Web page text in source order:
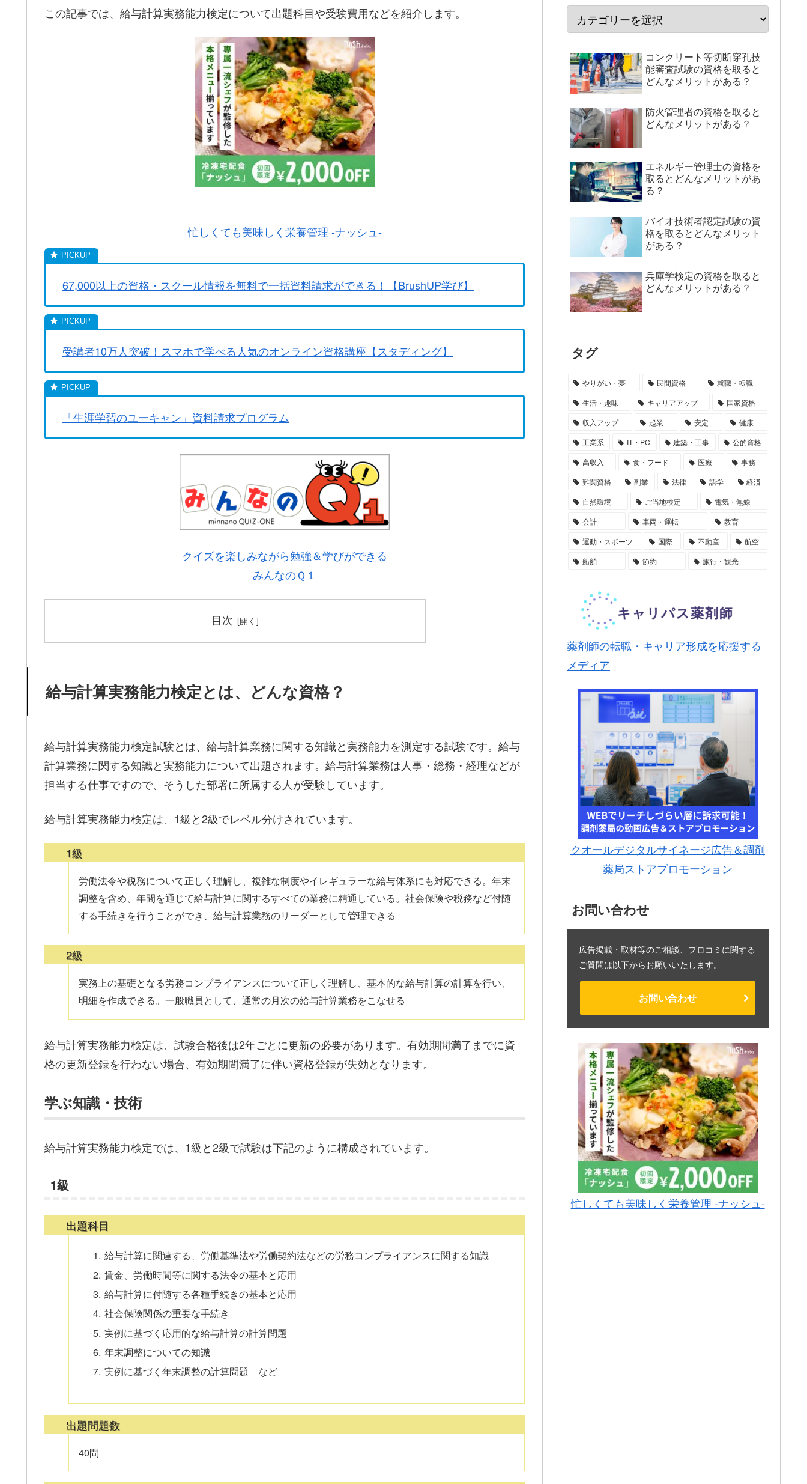
この記事では、給与計算実務能力検定について出題科目や受験費用などを紹介します。
忙しくても美味しく栄養管理 -ナッシュ-
67,000以上の資格・スクール情報を無料で一括資料請求ができる！【BrushUP学び】
受講者10万人突破！スマホで学べる人気のオンライン資格講座【スタディング】
「生涯学習のユーキャン」資料請求プログラム
クイズを楽しみながら勉強＆学びができる
みんなのＱ１
目次
給与計算実務能力検定とは、どんな資格？
給与計算実務能力検定試験とは、給与計算業務に関する知識と実務能力を測定する試験です。給与
計算業務に関する知識と実務能力について出題されます。給与計算業務は人事・総務・経理などが
担当する仕事ですので、そうした部署に所属する人が受験しています。
給与計算実務能力検定は、1級と2級でレベル分けされています。
1級
労働法令や税務について正しく理解し、複雑な制度やイレギュラーな給与体系にも対応できる。年末
調整を含め、年間を通じて給与計算に関するすべての業務に精通している。社会保険や税務など付随
する手続きを行うことができ、給与計算業務のリーダーとして管理できる
2級
実務上の基礎となる労務コンプライアンスについて正しく理解し、基本的な給与計算の計算を行い、
明細を作成できる。一般職員として、通常の月次の給与計算業務をこなせる
給与計算実務能力検定は、試験合格後は2年ごとに更新の必要があります。有効期間満了までに資
格の更新登録を行わない場合、有効期間満了に伴い資格登録が失効となります。
学ぶ知識・技術
給与計算実務能力検定では、1級と2級で試験は下記のように構成されています。
1級
出題科目
給与計算に関連する、労働基準法や労働契約法などの労務コンプライアンスに関する知識
賃金、労働時間等に関する法令の基本と応用
給与計算に付随する各種手続きの基本と応用
社会保険関係の重要な手続き
実例に基づく応用的な給与計算の計算問題
年末調整についての知識
実例に基づく年末調整の計算問題 など
出題問題数
40問
コンクリート等切断穿孔技
能審査試験の資格を取ると
どんなメリットがある？
防火管理者の資格を取ると
どんなメリットがある？
エネルギー管理士の資格を
取るとどんなメリットがあ
る？
バイオ技術者認定試験の資
格を取るとどんなメリット
がある？
兵庫学検定の資格を取ると
どんなメリットがある？
タグ
やりがい・夢 民間資格
就職・転職
生活・趣味
キャリアアップ
国家資格
収入アップ
起業 安定
健康
工業系
IT・PC 建築・工事
公的資格
高収入
食・フード 医療
事務
難関資格
副業 法律 語学
経済
自然環境
ご当地検定
電気・無線
会計
車両・運転
教育
運動・スポーツ
国際 不動産
航空
船舶
節約 旅行・観光
薬剤師の転職・キャリア形成を応援する
メディア
クオールデジタルサイネージ広告＆調剤
薬局ストアプロモーション
お問い合わせ
広告掲載・取材等のご相談、プロコミに関する
ご質問は以下からお願いいたします。
お問い合わせ
忙しくても美味しく栄養管理 -ナッシュ-